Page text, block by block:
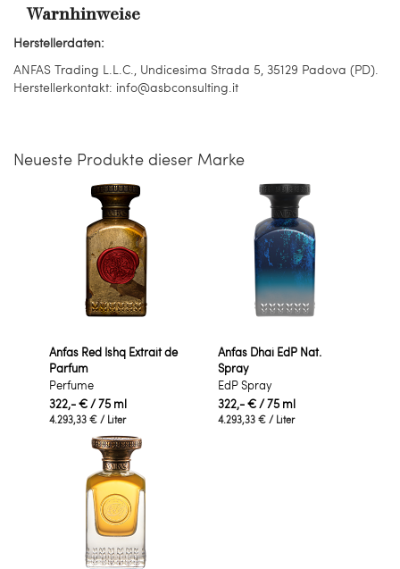
Warnhinweise
Herstellerdaten:
ANFAS Trading L.L.C., Undicesima Strada 5, 35129 Padova (PD).
Herstellerkontakt: info@asbconsulting.it
Neueste Produkte dieser Marke
Anfas Red Ishq Extrait de
Parfum
Perfume
322,- €/ 75 ml
4.293,33 € / Liter
Anfas Dhai EdP Nat.
Spray
EdP Spray
322,- €/ 75 ml
4.293,33 € / Liter